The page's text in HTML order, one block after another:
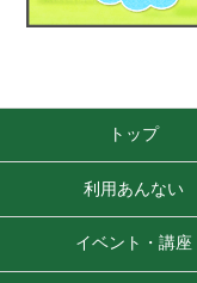
トップ
利用あんない
イベント・講座